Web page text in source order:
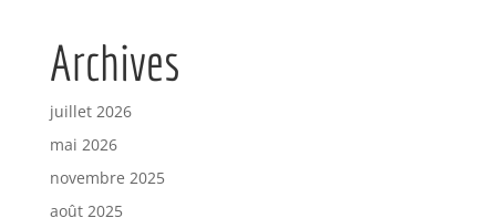
Archives
juillet 2026
mai 2026
novembre 2025
août 2025